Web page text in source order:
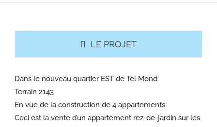
LE PROJET
Dans le nouveau quartier EST de Tel Mond
Terrain 2143
En vue de la construction de 4 appartements
Ceci est la vente d’un appartement rez-de-jardin sur les